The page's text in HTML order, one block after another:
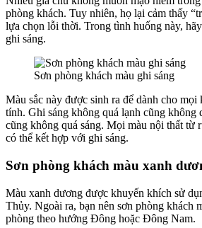
phòng khách. Tuy nhiên, họ lại cảm thấy
lựa chọn lỗi thời. Trong tình huống này,
ghi sáng.
Sơn phòng khách màu ghi sáng
Màu sắc này được sinh ra để dành cho mọi
tính. Ghi sáng không quá lạnh cũng không
cũng không quá sáng. Mọi màu nội thất từ
có thể kết hợp với ghi sáng.
Sơn phòng khách màu xanh
Màu xanh dương được khuyến khích sử
Thủy. Ngoài ra, bạn nên sơn phòng khách
phòng theo hướng Đông hoặc Đông Nam.